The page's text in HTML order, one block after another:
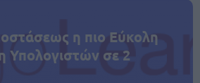
η πιο Εύκολη
Υπολογιστών σε 2